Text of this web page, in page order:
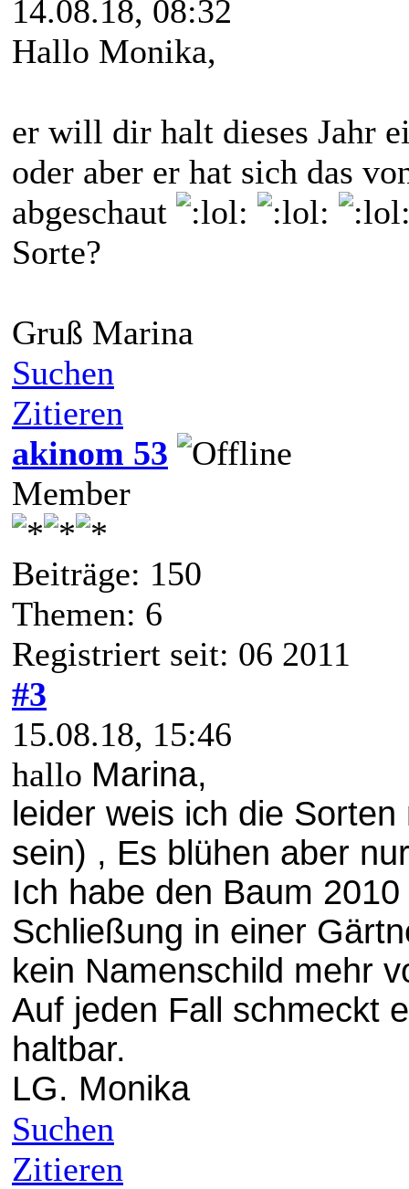
14.08.18, 08:32
Hallo Monika,
er will dir halt dieses Jahr
oder aber er hat sich das
abgeschaut
Sorte?
Gruß Marina
Suchen
Zitieren
akinom 53
Member
Beiträge: 150
Themen: 6
Registriert seit: 06 2011
#3
15.08.18, 15:46
hallo Marina,
leider weis ich die
sein) , Es blühen aber
Ich habe den Baum
Schließung in einer
kein Namenschild mehr
Auf jeden Fall schmeckt
haltbar.
LG. Monika
Suchen
Zitieren